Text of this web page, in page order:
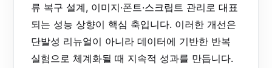
류 복구 설계, 이미지·폰트·스크립트 관리로 대표
되는 성능 상향이 핵심 축입니다. 이러한 개선은
단발성 리뉴얼이 아니라 데이터에 기반한 반복
실험으로 체계화될 때 지속적 성과를 만듭니다.